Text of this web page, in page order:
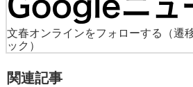
文春オンラインをフォローする
（遷
ック）
関連記事